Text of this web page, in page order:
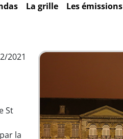
La grille Les émissions
2021
St
la